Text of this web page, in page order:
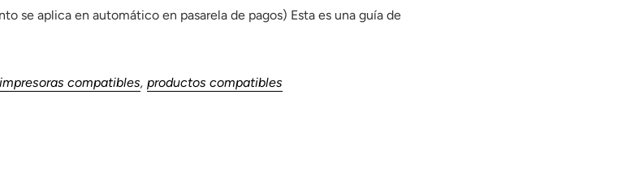
se aplica en automático en pasarela de pagos) Esta es una guía de
impresoras compatibles,productos compatibles